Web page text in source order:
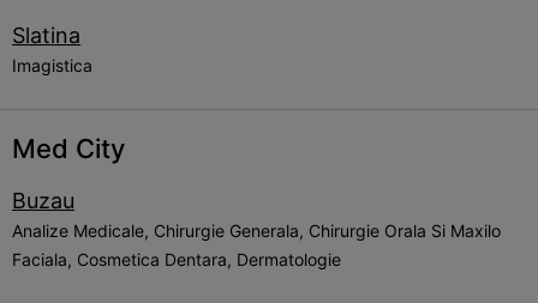
Slatina
Imagistica
Med City
Buzau
Analize Medicale, Chirurgie Generala, Chirurgie Orala Si Maxilo
Faciala, Cosmetica Dentara, Dermatologie